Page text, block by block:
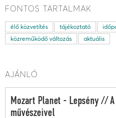
FONTOS TARTALMAK
élő közvetítés tájékoztató
közreműködő változás
aktuális
AJÁNLÓ
Mozart Planet - Lepsény //
művészeivel